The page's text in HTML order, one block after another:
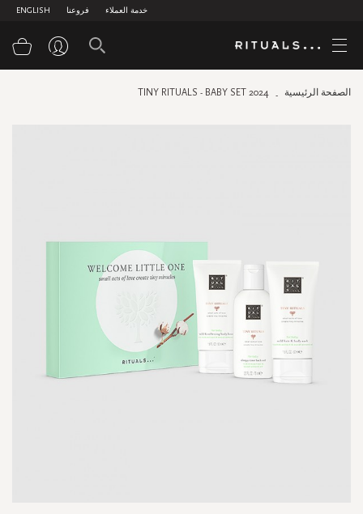
ENGLISH فروعنا خدمة العملاء
الصفحة الرئيسية TINY RITUALS - BABY SET 2024